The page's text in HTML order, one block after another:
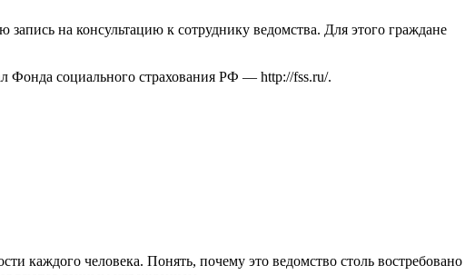
на консультацию к сотруднику ведомства. Для этого граждане
Фонда социального страхования РФ — http://fss.ru/.
каждого человека. Понять, почему это ведомство столь востребовано